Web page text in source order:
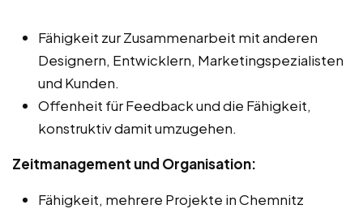
Fähigkeit zur Zusammenarbeit mit anderen
Designern, Entwicklern, Marketingspezialisten
und Kunden.
Offenheit für Feedback und die Fähigkeit,
konstruktiv damit umzugehen.
Zeitmanagement und Organisation:
Fähigkeit, mehrere Projekte in Chemnitz